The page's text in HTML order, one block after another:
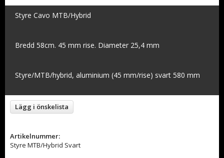
Styre Cavo MTB/Hybrid
Bredd 58cm. 45 mm rise. Diameter 25,4 mm
Styre/MTB/hybrid, aluminium (45 mm/rise) svart 580 mm
Lägg i önskelista
Artikelnummer:
Styre MTB/Hybrid Svart